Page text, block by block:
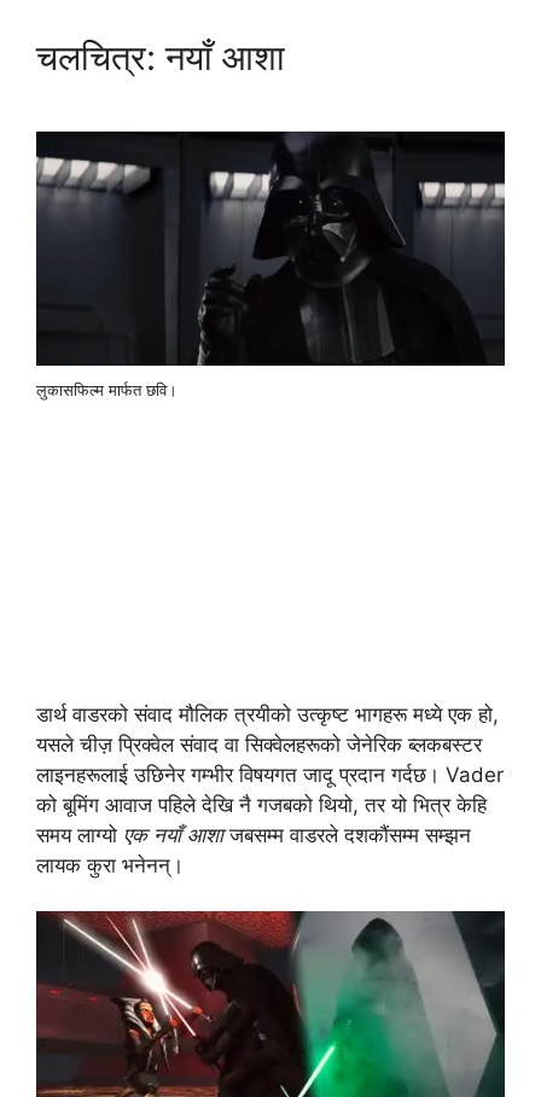
चलचित्र: नयाँ आशा
लुकासफिल्म मार्फत छवि।
डार्थ वाडरको संवाद मौलिक त्रयीको उत्कृष्ट भागहरू मध्ये एक हो,
यसले चीज़ प्रिक्वेल संवाद वा सिक्वेलहरूको जेनेरिक ब्लकबस्टर
लाइनहरूलाई उछिनेर गम्भीर विषयगत जादू प्रदान गर्दछ। Vader
को बूमिंग आवाज पहिले देखि नै गजबको थियो, तर यो भित्र केहि
समय लाग्यो एक नयाँ आशाजबसम्म वाडरले दशकौंसम्म सम्झन
लायक कुरा भनेनन्।